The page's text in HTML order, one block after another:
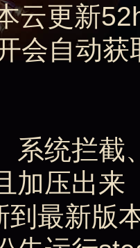
云更新
会自动获
系统拦截
加压出来
到最新版